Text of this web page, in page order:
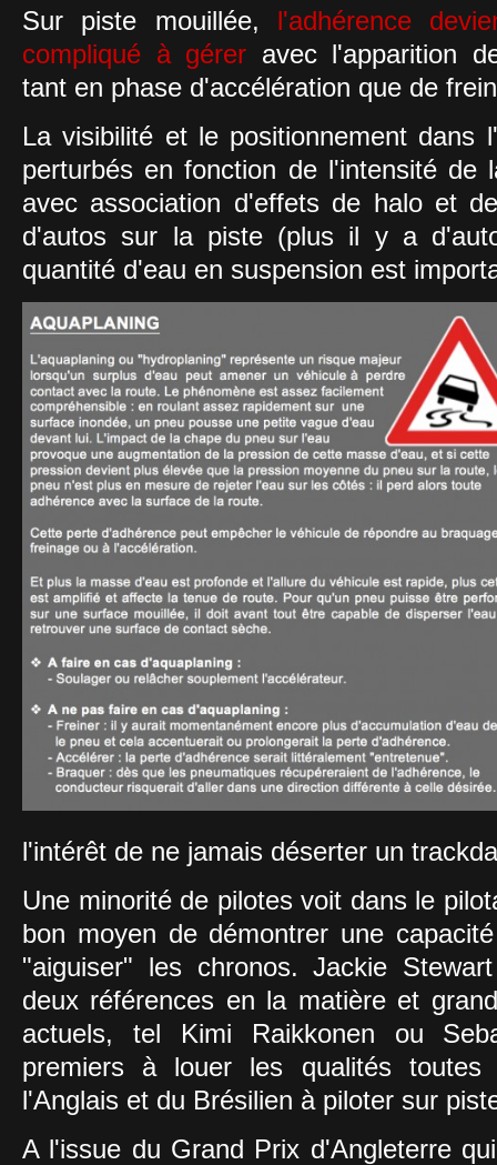
Sur piste mouillée, l'adhérence
compliqué à gérer avec l'apparition
tant en phase d'accélération que de
La visibilité et le positionnement dans
perturbés en fonction de l'intensité de
avec association d'effets de halo et
d'autos sur la piste (plus il y a
quantité d'eau en suspension est
l'intérêt de ne jamais déserter un
Une minorité de pilotes voit dans le
bon moyen de démontrer une
"aiguiser" les chronos. Jackie
deux références en la matière et
actuels, tel Kimi Raikkonen ou
premiers à louer les qualités toutes
l'Anglais et du Brésilien à piloter sur
A l'issue du Grand Prix d'Angleterre